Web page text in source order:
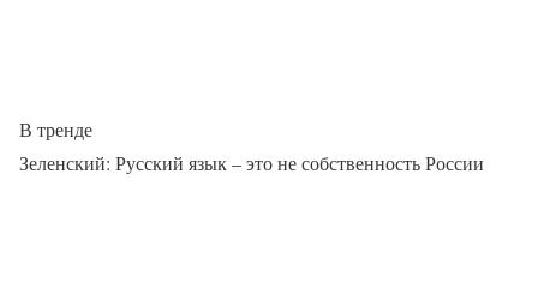
В тренде
Зеленский: Русский язык – это не собственность России